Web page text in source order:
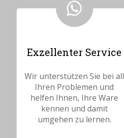
Exzellenter Service
Wir unterstützen Sie bei all
Ihren Problemen und
helfen Ihnen, Ihre Ware
kennen und damit
umgehen zu lernen.